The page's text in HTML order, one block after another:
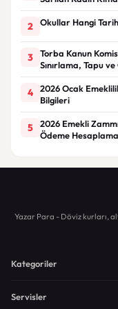
2 Okullar Hangi
3
Torba Kanun
Sınırlama, Tapu
4
2026 Ocak
Bilgileri
5
2026 Emekli
Ödeme
Yazar Para - Döviz kurları,
Kategoriler
Servisler